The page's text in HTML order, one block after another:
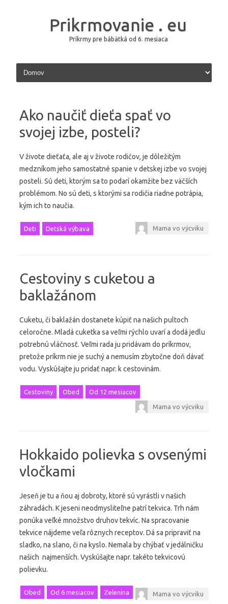
Prikrmovanie . eu
Príkrmy pre bábätká od 6. mesiaca
Skip to content
Ako naučiť dieťa spať vo
svojej izbe, posteli?
V živote dieťaťa, ale aj v živote rodičov, je dôležitým
medzníkom jeho samostatné spanie v detskej izbe vo svojej
posteli. Sú deti, ktorým sa to podarí okamžite bez väčších
problémom. No sú deti, s ktorými sa rodičia riadne potrápia,
kým ich to naučia.
Deti Detská výbava Mama vo výcviku
Cestoviny s cuketou a
baklažánom
Cuketu, či baklažán dostanete kúpiť na našich pultoch
celoročne. Mladá cuketka sa veľmi rýchlo uvarí a dodá jedlu
potrebnú vláčnosť. Veľmi rada ju pridávam do príkrmov,
pretože príkrm nie je suchý a nemusím zbytočne doň dávať
vodu. Vyskúšajte ju pridať napr. k cestovinám.
Cestoviny Obed Od 12 mesiacov
Mama vo výcviku
Hokkaido polievka s ovsenými
vločkami
Jeseň je tu a ňou aj dobroty, ktoré sú vyrástli v našich
záhradách. K jeseni neodmysliteľne patrí tekvica. Trh nám
ponúka veľké množstvo druhov tekvíc. Na spracovanie
tekvice nájdeme veľa rôznych receptov. Dá sa pripraviť na
sladko, na slano, či na kyslo. Nemala by chýbať v jedálničku
našich najmenších. Vyskúšajte napr. takéto tekvicovú
polievku.
Obed Od 6 mesiacov Zelenina Mama vo výcviku